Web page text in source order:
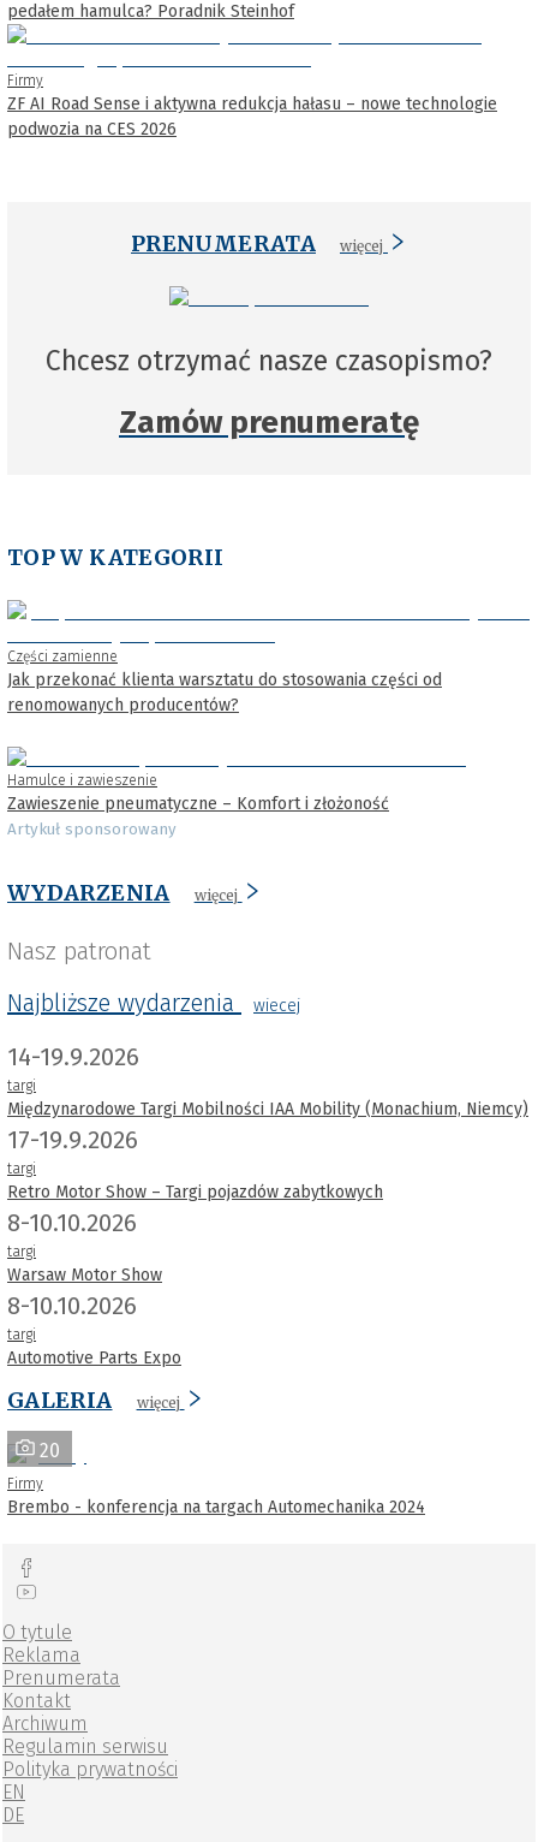
pedałem hamulca? Poradnik Steinhof
Firmy
ZF AI Road Sense i aktywna redukcja hałasu – nowe technologie
podwozia na CES 2026
PRENUMERATA więcej
Chcesz otrzymać nasze czasopismo?
Zamów prenumeratę
TOP W KATEGORII
Części zamienne
Jak przekonać klienta warsztatu do stosowania części od
renomowanych producentów?
Hamulce i zawieszenie
Zawieszenie pneumatyczne – Komfort i złożoność
Artykuł sponsorowany
WYDARZENIA więcej
Nasz patronat
Najbliższe wydarzenia
wiecej
14-19.9.2026
targi
Międzynarodowe Targi Mobilności IAA Mobility (Monachium, Niemcy)
17-19.9.2026
targi
Retro Motor Show – Targi pojazdów zabytkowych
8-10.10.2026
targi
Warsaw Motor Show
8-10.10.2026
targi
Automotive Parts Expo
GALERIA więcej
20
Firmy
Brembo - konferencja na targach Automechanika 2024
O tytule
Reklama
Prenumerata
Kontakt
Archiwum
Regulamin serwisu
Polityka prywatności
EN
DE